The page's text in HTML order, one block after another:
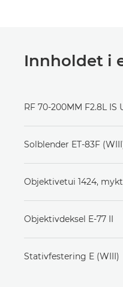
Innholdet i
RF 70-200MM F2.8L IS
Solblender ET-83F
Objektivetui 1424,
Objektivdeksel E-77 II
Stativfestering E (WIII)